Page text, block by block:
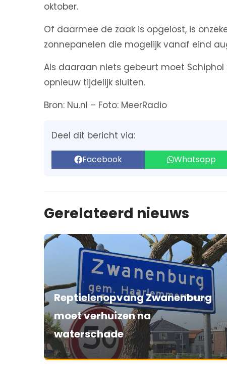
oktober.
Of daarmee de zaak is opgelost, is
zonnepanelen die mogelijk vanaf eind
Als daaraan niets gebeurt moet
opnieuw tijdelijk sluiten.
Bron: Nu.nl – Foto: MeerRadio
Deel dit bericht via:
Facebook Whatsapp
Gerelateerd nieuws
Reptielenopvang Zwanenburg
moet verhuizen na
waterschade